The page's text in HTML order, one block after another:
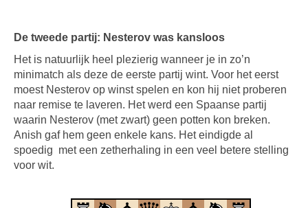
De tweede partij: Nesterov was kansloos
Het is natuurlijk heel plezierig wanneer je in zo’n
minimatch als deze de eerste partij wint. Voor het eerst
moest Nesterov op winst spelen en kon hij niet proberen
naar remise te laveren. Het werd een Spaanse partij
waarin Nesterov (met zwart) geen potten kon breken.
Anish gaf hem geen enkele kans. Het eindigde al
spoedig met een zetherhaling in een veel betere stelling
voor wit.